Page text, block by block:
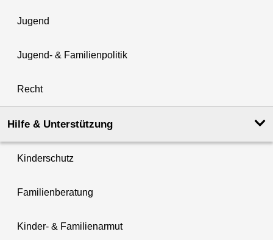
Jugend
Jugend- & Familienpolitik
Recht
Hilfe & Unterstützung
Kinderschutz
Familienberatung
Kinder- & Familienarmut